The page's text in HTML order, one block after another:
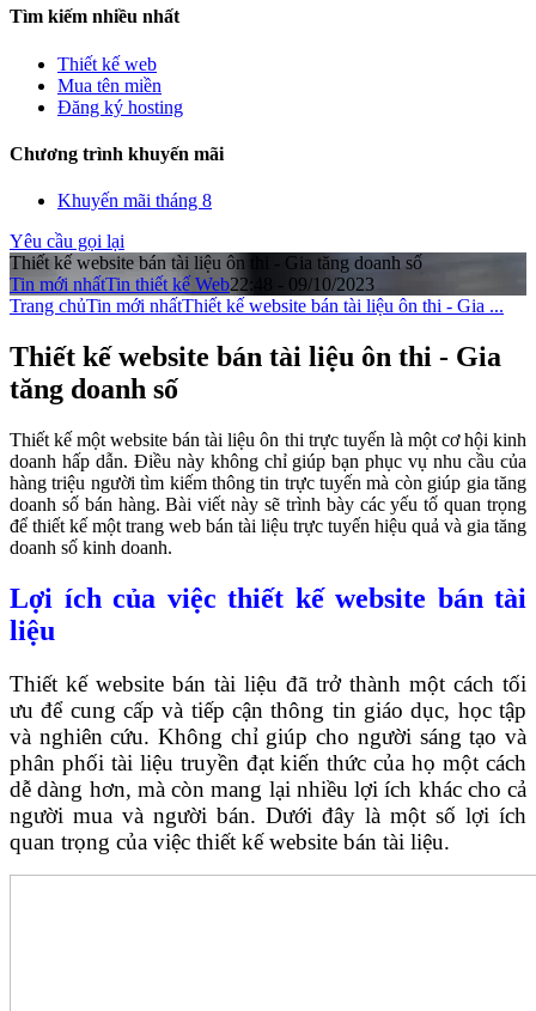
Tìm kiếm nhiều nhất
Thiết kế web
Mua tên miền
Đăng ký hosting
Chương trình khuyến mãi
Khuyến mãi tháng 8
Yêu cầu gọi lại
Thiết kế website bán tài liệu ôn thi - Gia tăng doanh số
Tin mới nhấtTin thiết kế Web22:48 - 09/10/2023
Trang chủTin mới nhấtThiết kế website bán tài liệu ôn thi - Gia ...
Thiết kế website bán tài liệu ôn thi - Gia
tăng doanh số
Thiết kế một website bán tài liệu ôn thi trực tuyến là một cơ hội kinh
doanh hấp dẫn. Điều này không chỉ giúp bạn phục vụ nhu cầu của
hàng triệu người tìm kiếm thông tin trực tuyến mà còn giúp gia tăng
doanh số bán hàng. Bài viết này sẽ trình bày các yếu tố quan trọng
để thiết kế một trang web bán tài liệu trực tuyến hiệu quả và gia tăng
doanh số kinh doanh.
Lợi ích của việc thiết kế website bán tài
liệu
Thiết kế website bán tài liệu đã trở thành một cách tối
ưu để cung cấp và tiếp cận thông tin giáo dục, học tập
và nghiên cứu. Không chỉ giúp cho người sáng tạo và
phân phối tài liệu truyền đạt kiến thức của họ một cách
dễ dàng hơn, mà còn mang lại nhiều lợi ích khác cho cả
người mua và người bán. Dưới đây là một số lợi ích
quan trọng của việc thiết kế website bán tài liệu.